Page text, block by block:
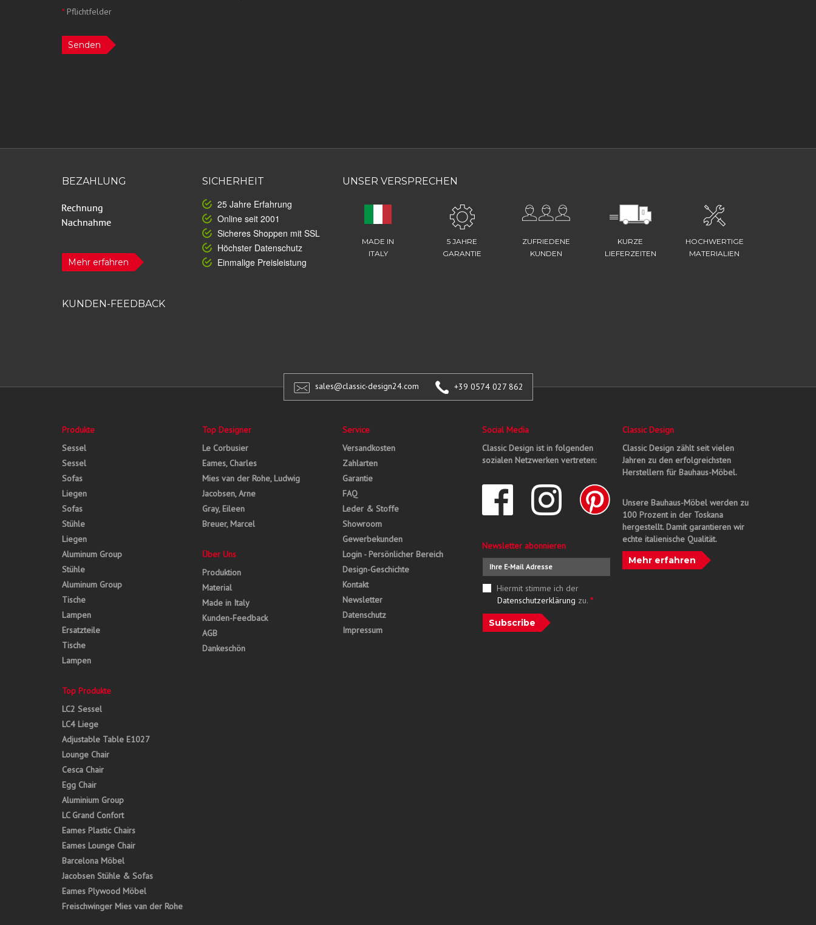
*Pflichtfelder
Senden
BEZAHLUNG
Mehr erfahren
SICHERHEIT
25 Jahre Erfahrung
Online seit 2001
Sicheres Shoppen mit SSL
Höchster Datenschutz
Einmalige Preisleistung
UNSER VERSPRECHEN
MADE IN
ITALY
5 JAHRE
GARANTIE
ZUFRIEDENE
KUNDEN
KURZE
LIEFERZEITEN
HOCHWERTIGE
MATERIALIEN
KUNDEN-FEEDBACK
sales@classic-design24.com +39 0574 027 862
Produkte
Sessel
Sessel
Sofas
Liegen
Sofas
Stühle
Liegen
Aluminum Group
Stühle
Aluminum Group
Tische
Lampen
Ersatzteile
Tische
Lampen
Top Produkte
LC2 Sessel
LC4 Liege
Adjustable Table E1027
Lounge Chair
Cesca Chair
Egg Chair
Aluminium Group
LC Grand Confort
Eames Plastic Chairs
Eames Lounge Chair
Barcelona Möbel
Jacobsen Stühle & Sofas
Eames Plywood Möbel
Freischwinger Mies van der Rohe
Top Designer
Le Corbusier
Eames, Charles
Mies van der Rohe, Ludwig
Jacobsen, Arne
Gray, Eileen
Breuer, Marcel
Über Uns
Produktion
Material
Made in Italy
Kunden-Feedback
AGB
Dankeschön
Service
Versandkosten
Zahlarten
Garantie
FAQ
Leder & Stoffe
Showroom
Gewerbekunden
Login - Persönlicher Bereich
Design-Geschichte
Kontakt
Newsletter
Datenschutz
Impressum
Social Media
Classic Design ist in folgenden
sozialen Netzwerken vertreten:
Newsletter abonnieren
Hiermit stimme ich der
Datenschutzerklärung zu. *
Subscribe
Classic Design
Classic Design zählt seit vielen
Jahren zu den erfolgreichsten
Herstellern für Bauhaus-Möbel.
Unsere Bauhaus-Möbel werden zu
100 Prozent in der Toskana
hergestellt. Damit garantieren wir
echte italienische Qualität.
Mehr erfahren